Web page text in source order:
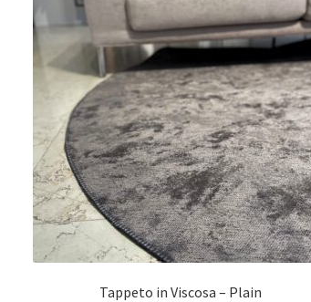
Tappeto in Viscosa – Plain